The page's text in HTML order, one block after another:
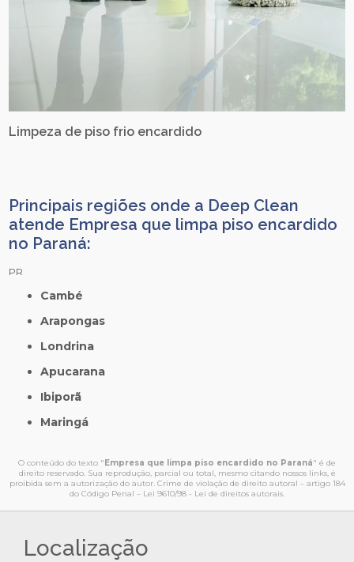
Limpeza de piso frio encardido
Principais regiões onde a Deep Clean
atende Empresa que limpa piso encardido
no Paraná:
PR
Cambé
Arapongas
Londrina
Apucarana
Ibiporã
Maringá
O conteúdo do texto "Empresa que limpa piso encardido no Paraná" é de
direito reservado. Sua reprodução, parcial ou total, mesmo citando nossos links, é
proibida sem a autorização do autor. Crime de violação de direito autoral – artigo 184
do Código Penal – Lei 9610/98 - Lei de direitos autorais.
Localização